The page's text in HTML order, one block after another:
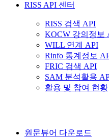
RISS API 센터
RISS 검색 API
KOCW 강의정보
WILL 연계 API
Rinfo 통계정보
FRIC 검색 API
SAM 분석활용
활용 및 참여 현황
원문뷰어 다운로드